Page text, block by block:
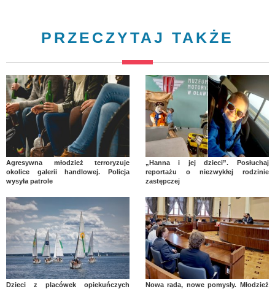
PRZECZYTAJ TAKŻE
Agresywna młodzież terroryzuje
okolice galerii handlowej. Policja
wysyła patrole
„Hanna i jej dzieci”. Posłuchaj
reportażu o niezwykłej rodzinie
zastępczej
Dzieci z placówek opiekuńczych
Nowa rada, nowe pomysły. Młodzież